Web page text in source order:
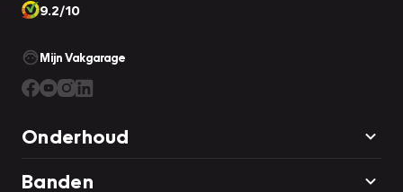
9.2/10
Mijn Vakgarage
Onderhoud
Banden